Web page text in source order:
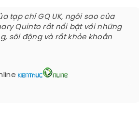
tạp chí GQ UK, ngôi sao của
Quinto rất nổi bật với những
sôi động và rất khỏe khoắn